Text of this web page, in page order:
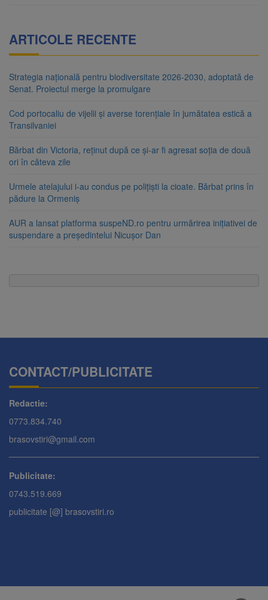
ARTICOLE RECENTE
Strategia națională pentru biodiversitate 2026-2030, adoptată de
Senat. Proiectul merge la promulgare
Cod portocaliu de vijelii și averse torențiale în jumătatea estică a
Transilvaniei
Bărbat din Victoria, reținut după ce și-ar fi agresat soția de două
ori în câteva zile
Urmele atelajului i-au condus pe polițiști la cioate. Bărbat prins în
pădure la Ormeniș
AUR a lansat platforma suspeND.ro pentru urmărirea inițiativei de
suspendare a președintelui Nicușor Dan
CONTACT/PUBLICITATE
Redactie:
0773.834.740
brasovstiri@gmail.com
Publicitate:
0743.519.669
publicitate [@] brasovstiri.ro